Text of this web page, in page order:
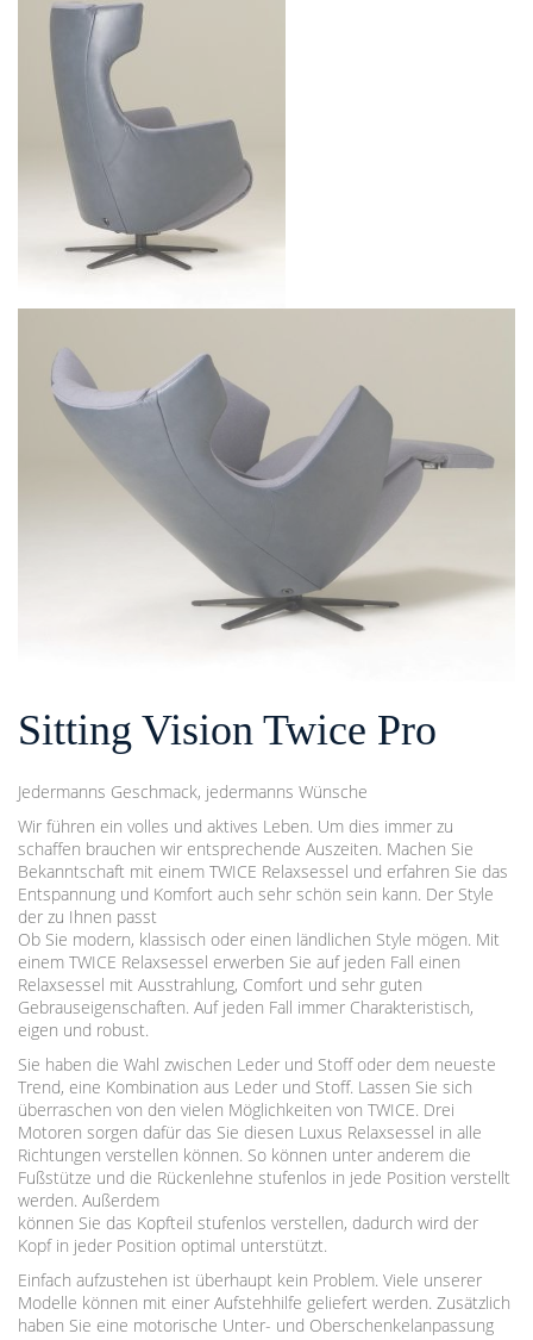
Sitting Vision Twice Pro
Jedermanns Geschmack, jedermanns Wünsche
Wir führen ein volles und aktives Leben. Um dies immer zu
schaffen brauchen wir entsprechende Auszeiten. Machen Sie
Bekanntschaft mit einem TWICE Relaxsessel und erfahren Sie das
Entspannung und Komfort auch sehr schön sein kann. Der Style
der zu Ihnen passt
Ob Sie modern, klassisch oder einen ländlichen Style mögen. Mit
einem TWICE Relaxsessel erwerben Sie auf jeden Fall einen
Relaxsessel mit Ausstrahlung, Comfort und sehr guten
Gebrauseigenschaften. Auf jeden Fall immer Charakteristisch,
eigen und robust.
Sie haben die Wahl zwischen Leder und Stoff oder dem neueste
Trend, eine Kombination aus Leder und Stoff. Lassen Sie sich
überraschen von den vielen Möglichkeiten von TWICE. Drei
Motoren sorgen dafür das Sie diesen Luxus Relaxsessel in alle
Richtungen verstellen können. So können unter anderem die
Fußstütze und die Rückenlehne stufenlos in jede Position verstellt
werden. Außerdem
können Sie das Kopfteil stufenlos verstellen, dadurch wird der
Kopf in jeder Position optimal unterstützt.
Einfach aufzustehen ist überhaupt kein Problem. Viele unserer
Modelle können mit einer Aufstehhilfe geliefert werden. Zusätzlich
haben Sie eine motorische Unter- und Oberschenkelanpassung